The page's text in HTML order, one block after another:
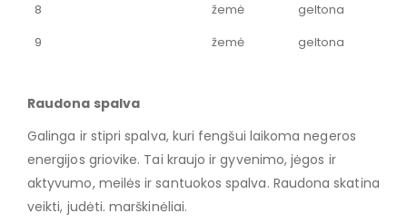
8
žemė
geltona
9
žemė geltona
Raudona spalva
Galinga ir stipri spalva, kuri fengšui laikoma negeros
energijos griovike. Tai kraujo ir gyvenimo, jėgos ir
aktyvumo, meilės ir santuokos spalva. Raudona skatina
veikti, judėti. marškinėliai.